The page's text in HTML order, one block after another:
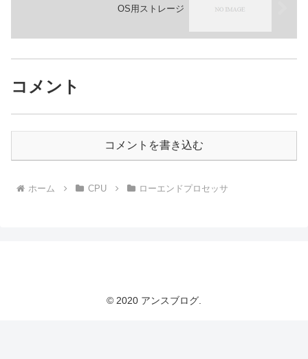
OS用ストレージ
コメント
コメントを書き込む
ホーム CPU ローエンドプロセッサ
© 2020 アンスブログ.